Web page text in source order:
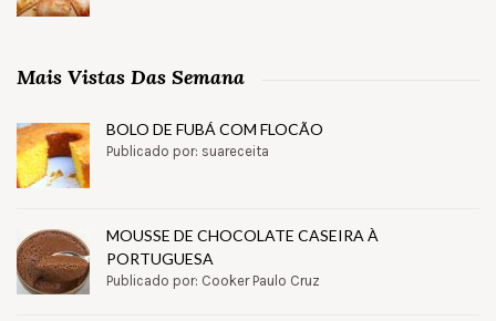
Mais Vistas Das Semana
BOLO DE FUBÁ COM FLOCÃO
Publicado por: suareceita
MOUSSE DE CHOCOLATE CASEIRA À
PORTUGUESA
Publicado por: Cooker Paulo Cruz